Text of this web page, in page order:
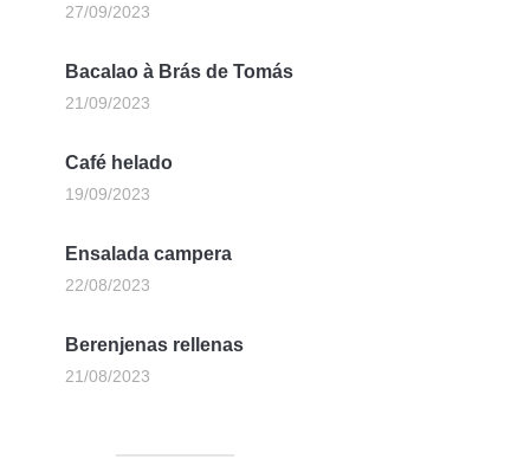
27/09/2023
Bacalao à Brás de Tomás
21/09/2023
Café helado
19/09/2023
Ensalada campera
22/08/2023
Berenjenas rellenas
21/08/2023